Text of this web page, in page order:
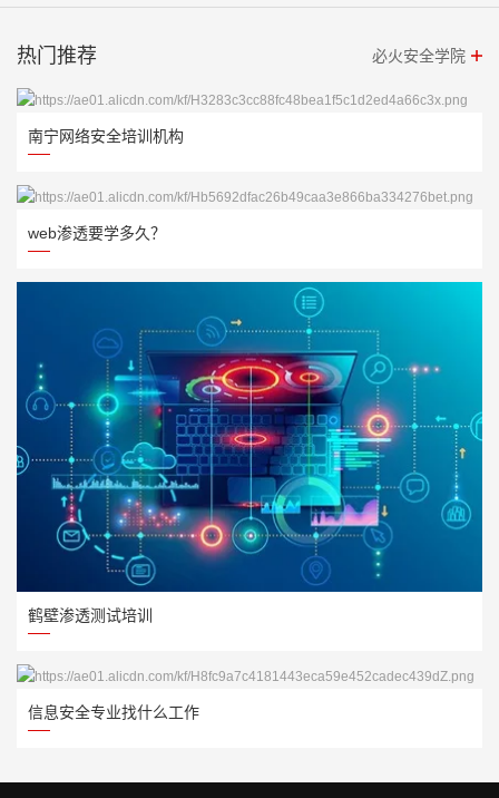
热门推荐 必火安全学院
南宁网络安全培训机构
web渗透要学多久？
鹤壁渗透测试培训
信息安全专业找什么工作